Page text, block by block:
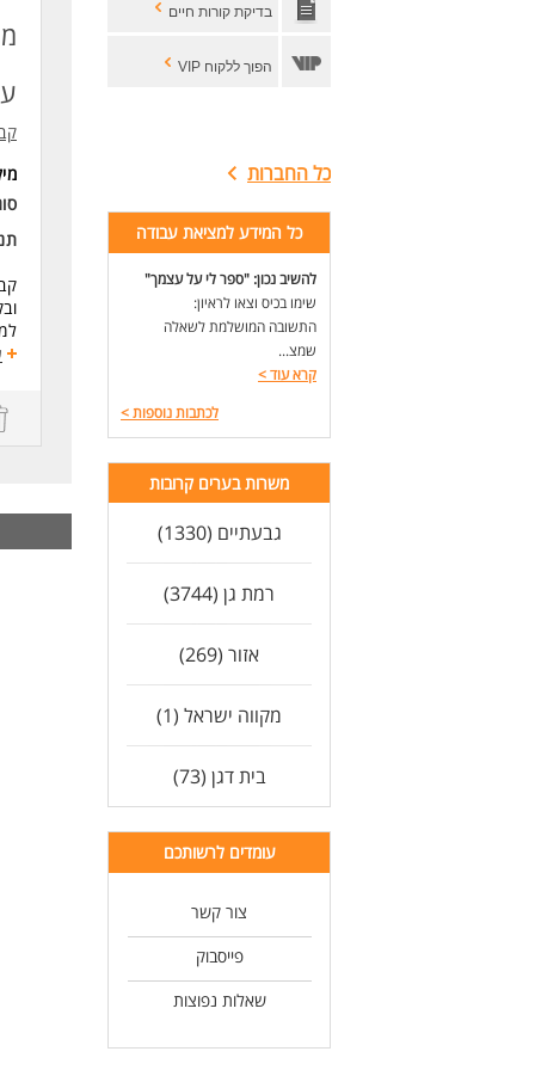
בדיקת קורות חיים
הפוך ללקוח VIP
כל החברות
כל המידע למציאת עבודה
להשיב נכון: "ספר לי על עצמך"
שימו בכיס וצאו לראיון:
התשובה המושלמת לשאלה
שמצ...
קרא עוד>
לכתבות נוספות>
משרות בערים קרובות
גבעתיים (1330)
רמת גן (3744)
אזור (269)
מקווה ישראל (1)
בית דגן (73)
עומדים לרשותכם
צור קשר
פייסבוק
שאלות נפוצות